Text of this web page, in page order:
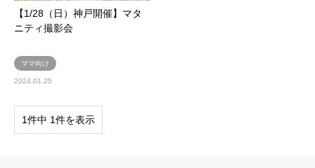
【1/28（日）神戸開催】マタ
ニティ撮影会
ママ向け
2024.01.25
1件中 1件を表示